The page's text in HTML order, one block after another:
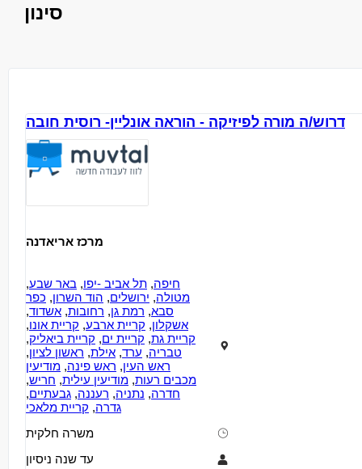
סינון
דרוש/ה מורה לפיזיקה - הוראה אונליין- רוסית חובה
מרכז אריאדנה
חיפה, תל אביב -יפו, באר שבע,
מטולה, ירושלים, הוד השרון, כפר
סבא, רמת גן, רחובות, אשדוד,
אשקלון, קריית ארבע, קריית אונו,
קריית גת, קריית ים, קריית ביאליק,
טבריה, ערד, אילת, ראשון לציון,
ראש העין, ראש פינה, מודיעין
מכבים רעות, מודיעין עילית, חריש,
חדרה, נתניה, רעננה, גבעתיים,
גדרה, קריית מלאכי
משרה חלקית
עד שנה ניסיון